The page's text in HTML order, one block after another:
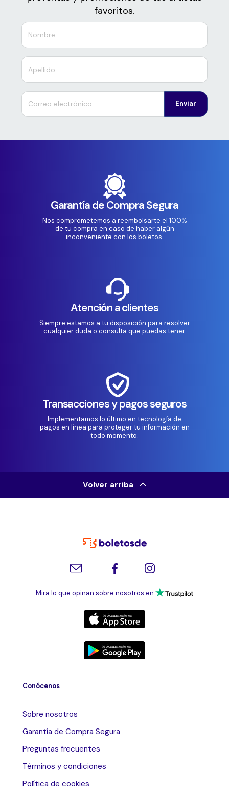
favoritos.
Enviar
Garantía de Compra Segura
Nos comprometemos a reembolsarte el 100%
de tu compra en caso de haber algún
inconveniente con los boletos.
Atención a clientes
Siempre estamos a tu disposición para resolver
cualquier duda o consulta que puedas tener.
Transacciones y pagos seguros
Implementamos lo último en tecnología de
pagos en línea para proteger tu información en
todo momento.
Volver arriba
Mira lo que opinan sobre nosotros en
Conócenos
Sobre nosotros
Garantía de Compra Segura
Preguntas frecuentes
Términos y condiciones
Política de cookies